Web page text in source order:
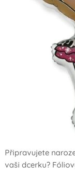
Připravujete
vaši dcerku?